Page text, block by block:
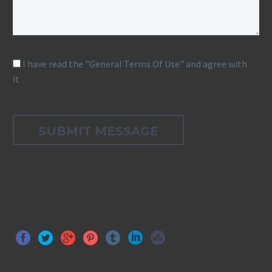
I have read the "General Terms Of Use" and agree with
it